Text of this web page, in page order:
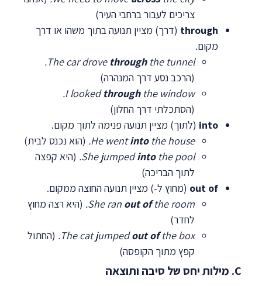
צריכים לעבור ברחבי העיר)
through (דרך) מציין תנועה בתוך משהו או דרך
מקום.
The car drove throughthe tunnel.
(הרכב נסע דרך המנהרה)
I lookedthroughthe window.
(הסתכלתי דרך החלון)
into (לתוך) מציין תנועה פנימה לתוך מקום.
He wentintothe house.
(הוא נכנס לבית)
She jumpedintothe pool.
(היא קפצה
לתוך הבריכה)
out of (מחוץ ל-) מציין תנועה החוצה ממקום.
She ran out ofthe room.
(היא רצה מחוץ
לחדר)
The cat jumpedout ofthe box.
(החתול
קפץ מתוך הקופסה)
C. מילות יחס של סיבה ותוצאה